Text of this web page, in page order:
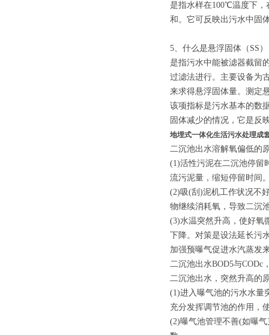
是指水样在100℃温度下，
和。它可反映出污水中固
5、什么是悬浮固体（SS
是指污水中能被滤器截留
过滤法进行。主要设备为
来求得悬浮固体量。测定
该项指标是污水基本的数
固体减少的情况，它是反
地埋式一体化生活污水处理成
二沉池出水溶解氧偏低的
(1)活性污泥在二沉池停留
流污泥量，缩短停留时间
(2)吸(刮)泥机工作状况不
物继续消耗氧，导致二沉
(3)水温突然升高，使好氧
下降。对策是设法延长污
加强预曝气促进水汽蒸发
二沉池出水BOD5与CODc
二沉池出水，突然升高的
(1)进入曝气池的污水水量
充分发挥调节池的作用，
(2)曝气池管理不善(如曝